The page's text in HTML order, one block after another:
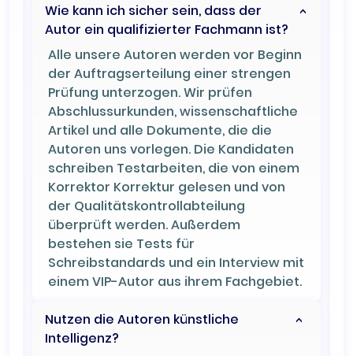
Wie kann ich sicher sein, dass der
Autor ein qualifizierter Fachmann ist?
Alle unsere Autoren werden vor Beginn
der Auftragserteilung einer strengen
Prüfung unterzogen. Wir prüfen
Abschlussurkunden, wissenschaftliche
Artikel und alle Dokumente, die die
Autoren uns vorlegen. Die Kandidaten
schreiben Testarbeiten, die von einem
Korrektor Korrektur gelesen und von
der Qualitätskontrollabteilung
überprüft werden. Außerdem
bestehen sie Tests für
Schreibstandards und ein Interview mit
einem VIP-Autor aus ihrem Fachgebiet.
Nutzen die Autoren künstliche
Intelligenz?